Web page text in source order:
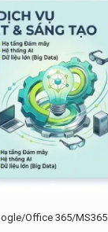
Office 365/MS365.